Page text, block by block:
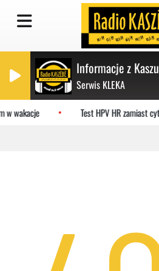
Informacje z
Serwis KLEKA
w wakacje Test HPV HR zamiast